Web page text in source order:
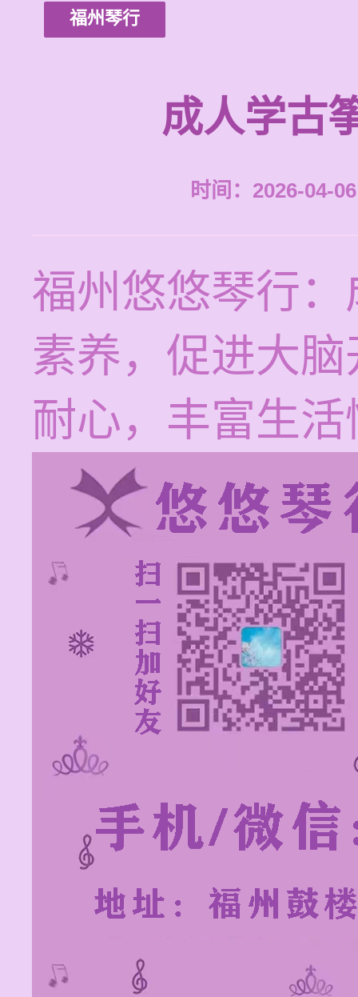
福州琴行
成人学古
时间：2026-04-
福州悠悠琴行
素养，促进大
耐心，丰富生